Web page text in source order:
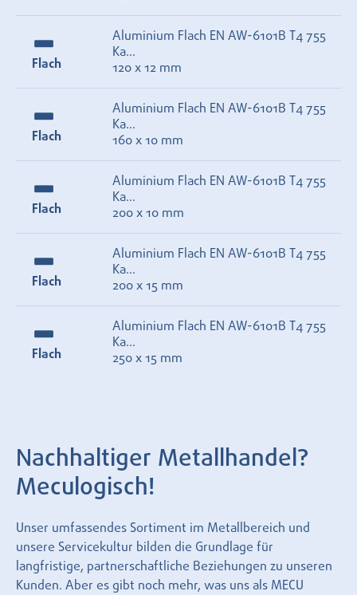
Flach
Aluminium Flach EN AW-6101B T4 755
Ka...
120 x 12 mm
Flach
Aluminium Flach EN AW-6101B T4 755
Ka...
160 x 10 mm
Flach
Aluminium Flach EN AW-6101B T4 755
Ka...
200 x 10 mm
Flach
Aluminium Flach EN AW-6101B T4 755
Ka...
200 x 15 mm
Flach
Aluminium Flach EN AW-6101B T4 755
Ka...
250 x 15 mm
Nachhaltiger Metallhandel?
Meculogisch!
Unser umfassendes Sortiment im Metallbereich und
unsere Servicekultur bilden die Grundlage für
langfristige, partnerschaftliche Beziehungen zu unseren
Kunden. Aber es gibt noch mehr, was uns als MECU